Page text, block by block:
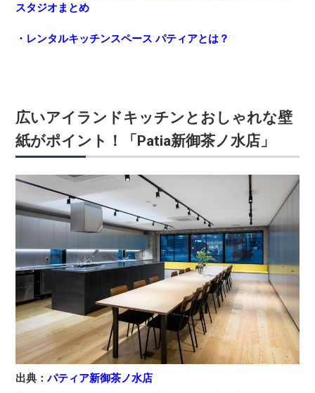
スタジオまとめ
・レンタルキッチンスペース パティアとは？
広いアイランドキッチンとおしゃれな壁
紙がポイント！「Patia新御茶ノ水店」
出典：パティア新御茶ノ水店